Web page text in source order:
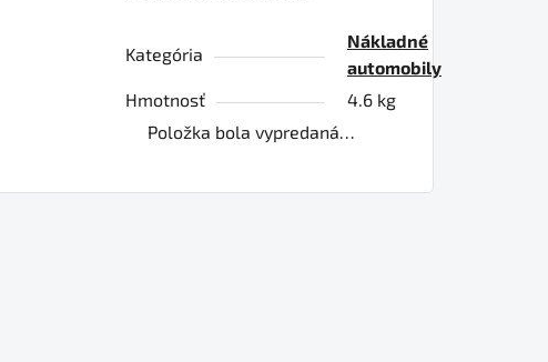
Kategória
Nákladné
automobily
Hmotnosť
4.6 kg
Položka bola vypredaná…